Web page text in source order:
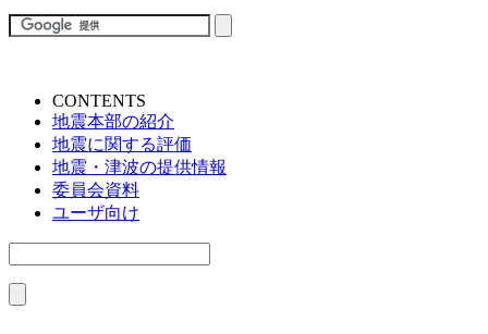
CONTENTS
地震本部の紹介
地震に関する評価
地震・津波の提供情報
委員会資料
ユーザ向け